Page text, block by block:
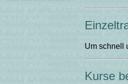
Um schnell
Kurse